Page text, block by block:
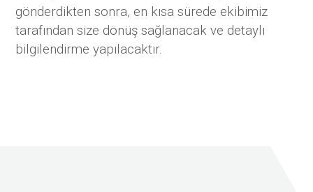
gönderdikten sonra, en kısa sürede ekibimiz
tarafından size dönüş sağlanacak ve detaylı
bilgilendirme yapılacaktır.